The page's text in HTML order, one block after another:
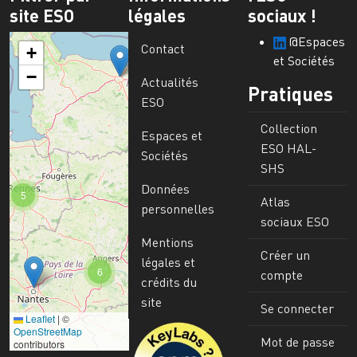
site ESO
6
5
+
−
Leaflet | ©
OpenStreetMap
contributors
légales
Contact
Actualités
ESO
Espaces et
Sociétés
Données
personnelles
Mentions
légales et
crédits du
site
Image
sociaux !
@Espaces
et Sociétés
Pratiques
Collection
ESO HAL-
SHS
Atlas
sociaux ESO
Créer un
compte
Se connecter
Mot de passe